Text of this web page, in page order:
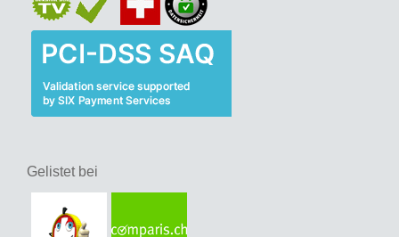
Gelistet bei